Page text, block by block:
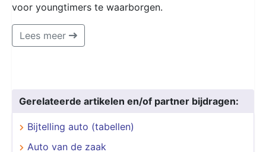
voor youngtimers te waarborgen.
Lees meer
Gerelateerde artikelen en/of partner bijdragen:
Bijtelling auto (tabellen)
Auto van de zaak